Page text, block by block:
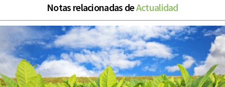
Notas relacionadas deActualidad